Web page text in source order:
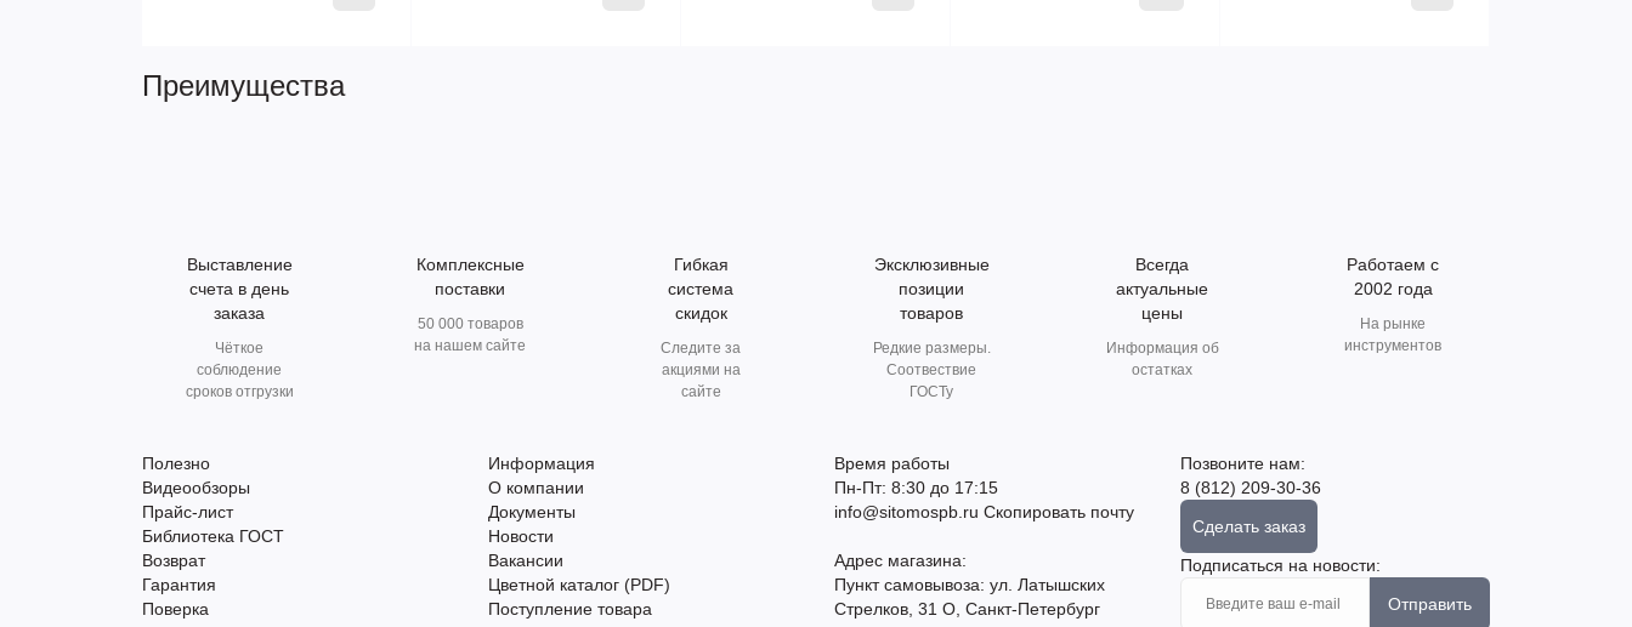
Преимущества
Выставление
счета в день
заказа
Чёткое
соблюдение
сроков отгрузки
Комплексные
поставки
50 000 товаров
на нашем сайте
Гибкая
система
скидок
Следите за
акциями на
сайте
Эксклюзивные
позиции
товаров
Редкие размеры.
Соотвествие
ГОСТу
Всегда
актуальные
цены
Информация об
остатках
Работаем с
2002 года
На рынке
инструментов
Полезно
Видеообзоры
Прайс-лист
Библиотека ГОСТ
Возврат
Гарантия
Поверка
Информация
О компании
Документы
Новости
Вакансии
Цветной каталог (PDF)
Поступление товара
Время работы
Пн-Пт: 8:30 до 17:15
info@sitomospb.ru Скопировать почту
Адрес магазина:
Пункт самовывоза: ул. Латышских
Стрелков, 31 О, Санкт-Петербург
Позвоните нам:
8 (812) 209-30-36
Сделать заказ
Подписаться на новости:
Отправить